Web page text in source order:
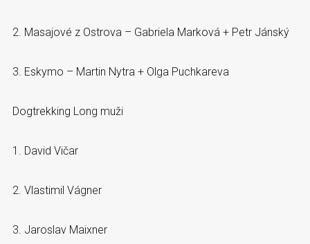
2. Masajové z Ostrova – Gabriela Marková + Petr Jánský
3. Eskymo – Martin Nytra + Olga Puchkareva
Dogtrekking Long muži
1. David Vičar
2. Vlastimil Vágner
3. Jaroslav Maixner